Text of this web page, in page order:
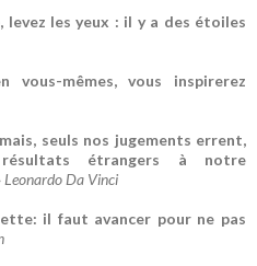
les yeux : il y a des étoiles
vous-mêmes, vous inspirerez
seuls nos jugements errent,
étrangers à notre
Leonardo Da Vinci
il faut avancer pour ne pas